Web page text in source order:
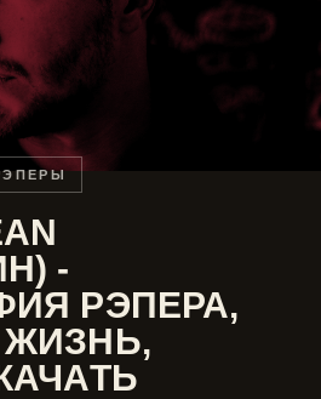
-
РЭПЕРА,